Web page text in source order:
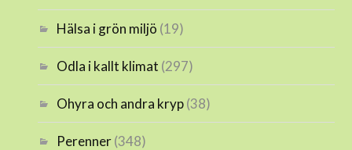
Hälsa i grön miljö (19)
Odla i kallt klimat (297)
Ohyra och andra kryp(38)
Perenner(348)